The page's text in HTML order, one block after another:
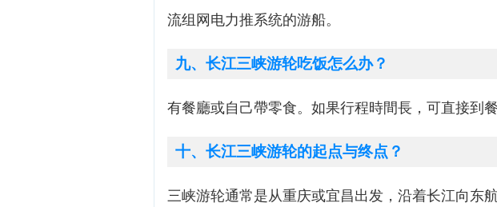
流组网电力推系统的游船。
九、长江三峡游轮吃饭怎么办？
有餐廳或自己帶零食。如果行程時間長，可直接到餐
十、长江三峡游轮的起点与终点？
三峡游轮通常是从重庆或宜昌出发，沿着长江向东